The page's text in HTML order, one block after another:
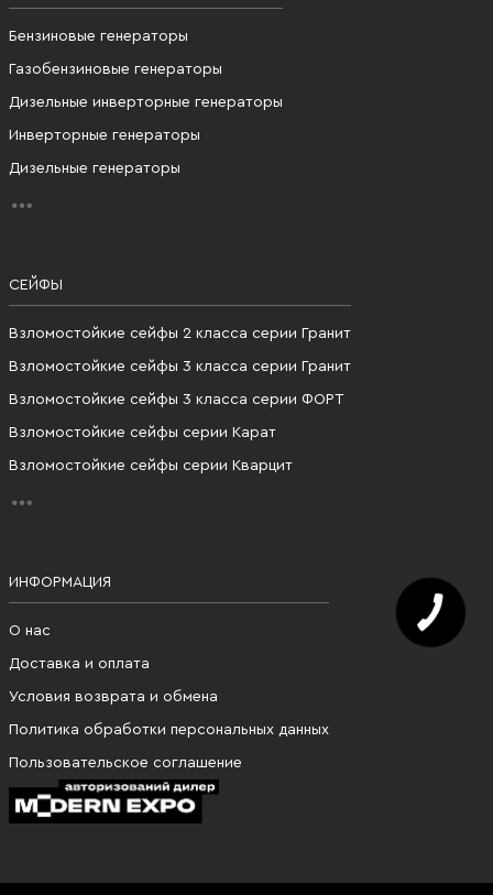
Бензиновые генераторы
Газобензиновые генераторы
Дизельные инверторные генераторы
Инверторные генераторы
Дизельные генераторы
СЕЙФЫ
Взломостойкие сейфы 2 класса серии Гранит
Взломостойкие сейфы 3 класса серии Гранит
Взломостойкие сейфы 3 класса серии ФОРТ
Взломостойкие сейфы серии Карат
Взломостойкие сейфы серии Кварцит
ИНФОРМАЦИЯ
О нас
Доставка и оплата
Условия возврата и обмена
Политика обработки персональных данных
Пользовательское соглашение